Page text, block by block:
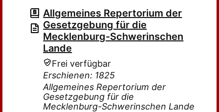
Allgemeines Repertorium der
Gesetzgebung für die
Mecklenburg-Schwerinschen
Lande
Frei verfügbar
Erschienen: 1825
Allgemeines Repertorium der
Gesetzgebung für die
Mecklenburg-Schwerinschen Lande